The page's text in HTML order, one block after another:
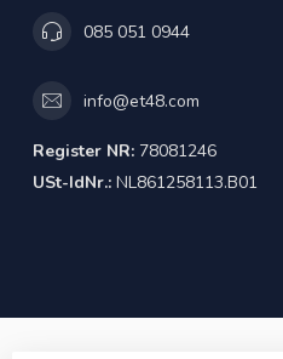
085 051 0944
info@et48.com
Register NR: 78081246
USt-IdNr.: NL861258113.B01